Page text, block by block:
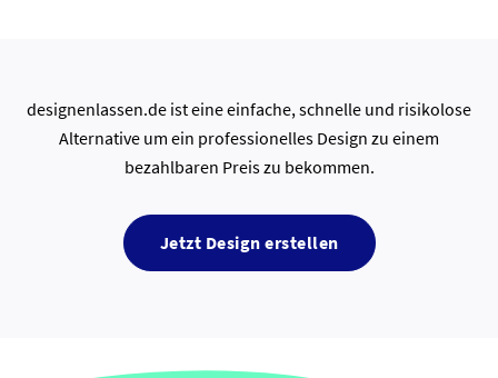
designenlassen.de ist eine einfache, schnelle und risikolose
Alternative um ein professionelles Design zu einem
bezahlbaren Preis zu bekommen.
Jetzt Design erstellen